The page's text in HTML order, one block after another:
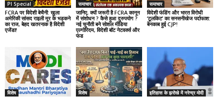
PI Special
FCRA पर विदेशी बेचैनी: खुला
अमेरिकी सांसद राइली मूर के भड़कने
का राज, बेहद खतरनाक है विदेशी
एजेंडा!
समाचार
जानिए, क्यों जरूरी है FCRA कानून
में संशोधन ? कैसे हुआ दुरुपयोग ?
नई चुनौती बने सोशल मीडिया
एल्गोरिदम, विदेशी बॉट नेटवर्क्स और
फंड
समाचार
विदेशी फंडिंग और भारत विरोधी
‘टूलकिट’ का सनसनीखेज पर्दाफाश:
बेनकाब हुई CJP!
विशेष विशेष इतिहास के झरोखे में नरेन्द्र मोदी